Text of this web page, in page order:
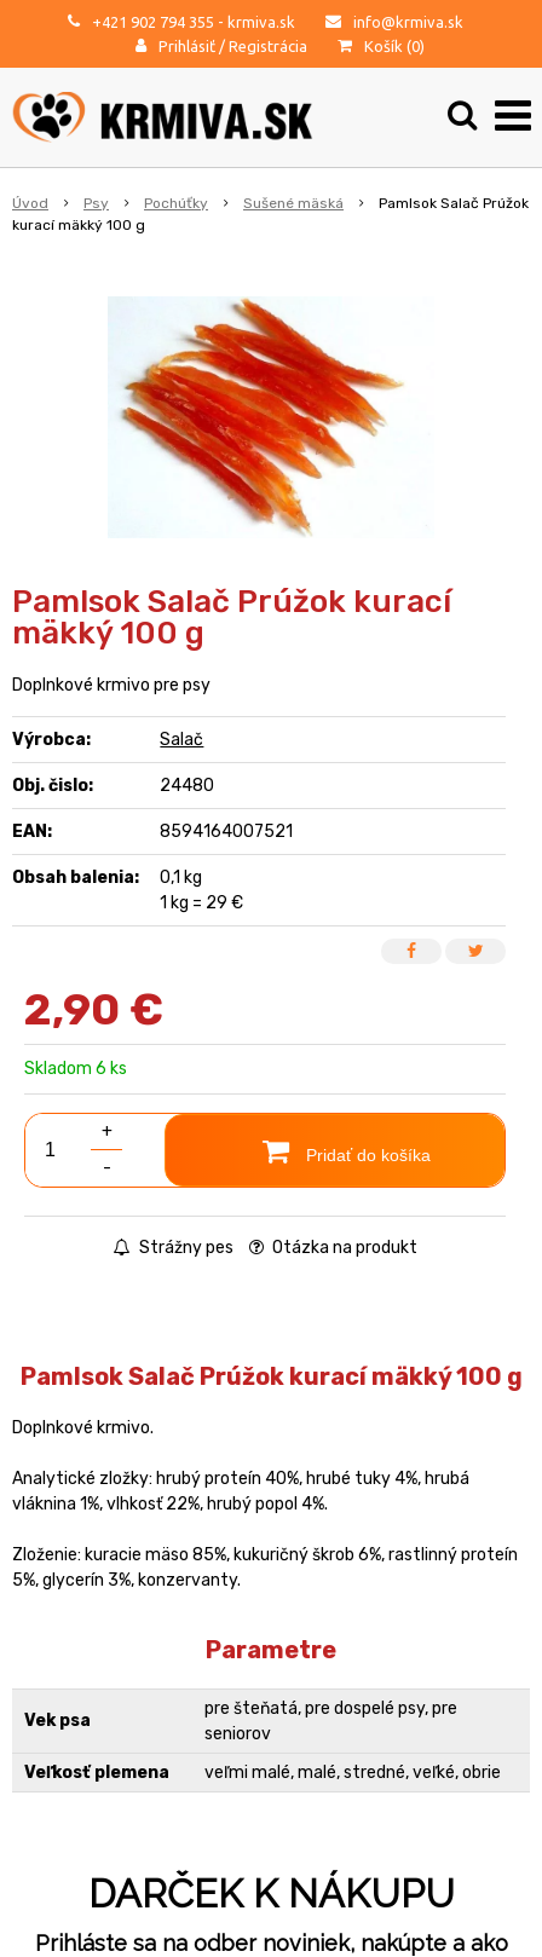
+421 902 794 355 - krmiva.sk
info@krmiva.sk
Prihlásiť / Registrácia Košík (0)
Úvod Psy Pochúťky Sušené mäská
Pamlsok Salač Prúžok
kurací mäkký 100 g
Pamlsok Salač Prúžok kurací
mäkký 100 g
Doplnkové krmivo pre psy
Výrobca: Salač
Obj. čislo: 24480
EAN: 8594164007521
Obsah balenia:
0,1 kg
1 kg = 29 €
2,90 €
Skladom 6 ks
+
-
Pridať do košíka
Strážny pes Otázka na produkt
Pamlsok Salač Prúžok kurací mäkký 100 g
Doplnkové krmivo.
Analytické zložky: hrubý proteín 40%, hrubé tuky 4%, hrubá
vláknina 1%, vlhkosť 22%, hrubý popol 4%.
Zloženie: kuracie mäso 85%, kukuričný škrob 6%, rastlinný proteín
5%, glycerín 3%, konzervanty.
Parametre
Vek psa
pre šteňatá, pre dospelé psy, pre
seniorov
Veľkosť plemena
veľmi malé, malé, stredné, veľké, obrie
DARČEK K NÁKUPU
Prihláste sa na odber noviniek, nakúpte a ako